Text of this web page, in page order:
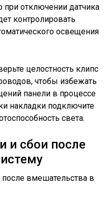
при отключении датчика
контролировать
освещения
целостность клипс
чтобы избежать
панели в процессе
накладки подключите
света.
и сбои после